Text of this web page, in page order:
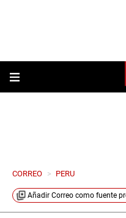
CORREO > PERU
Añadir Correo como fuente